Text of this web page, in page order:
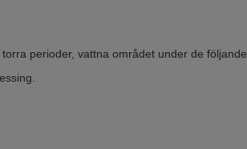
perioder, vattna området under de följande